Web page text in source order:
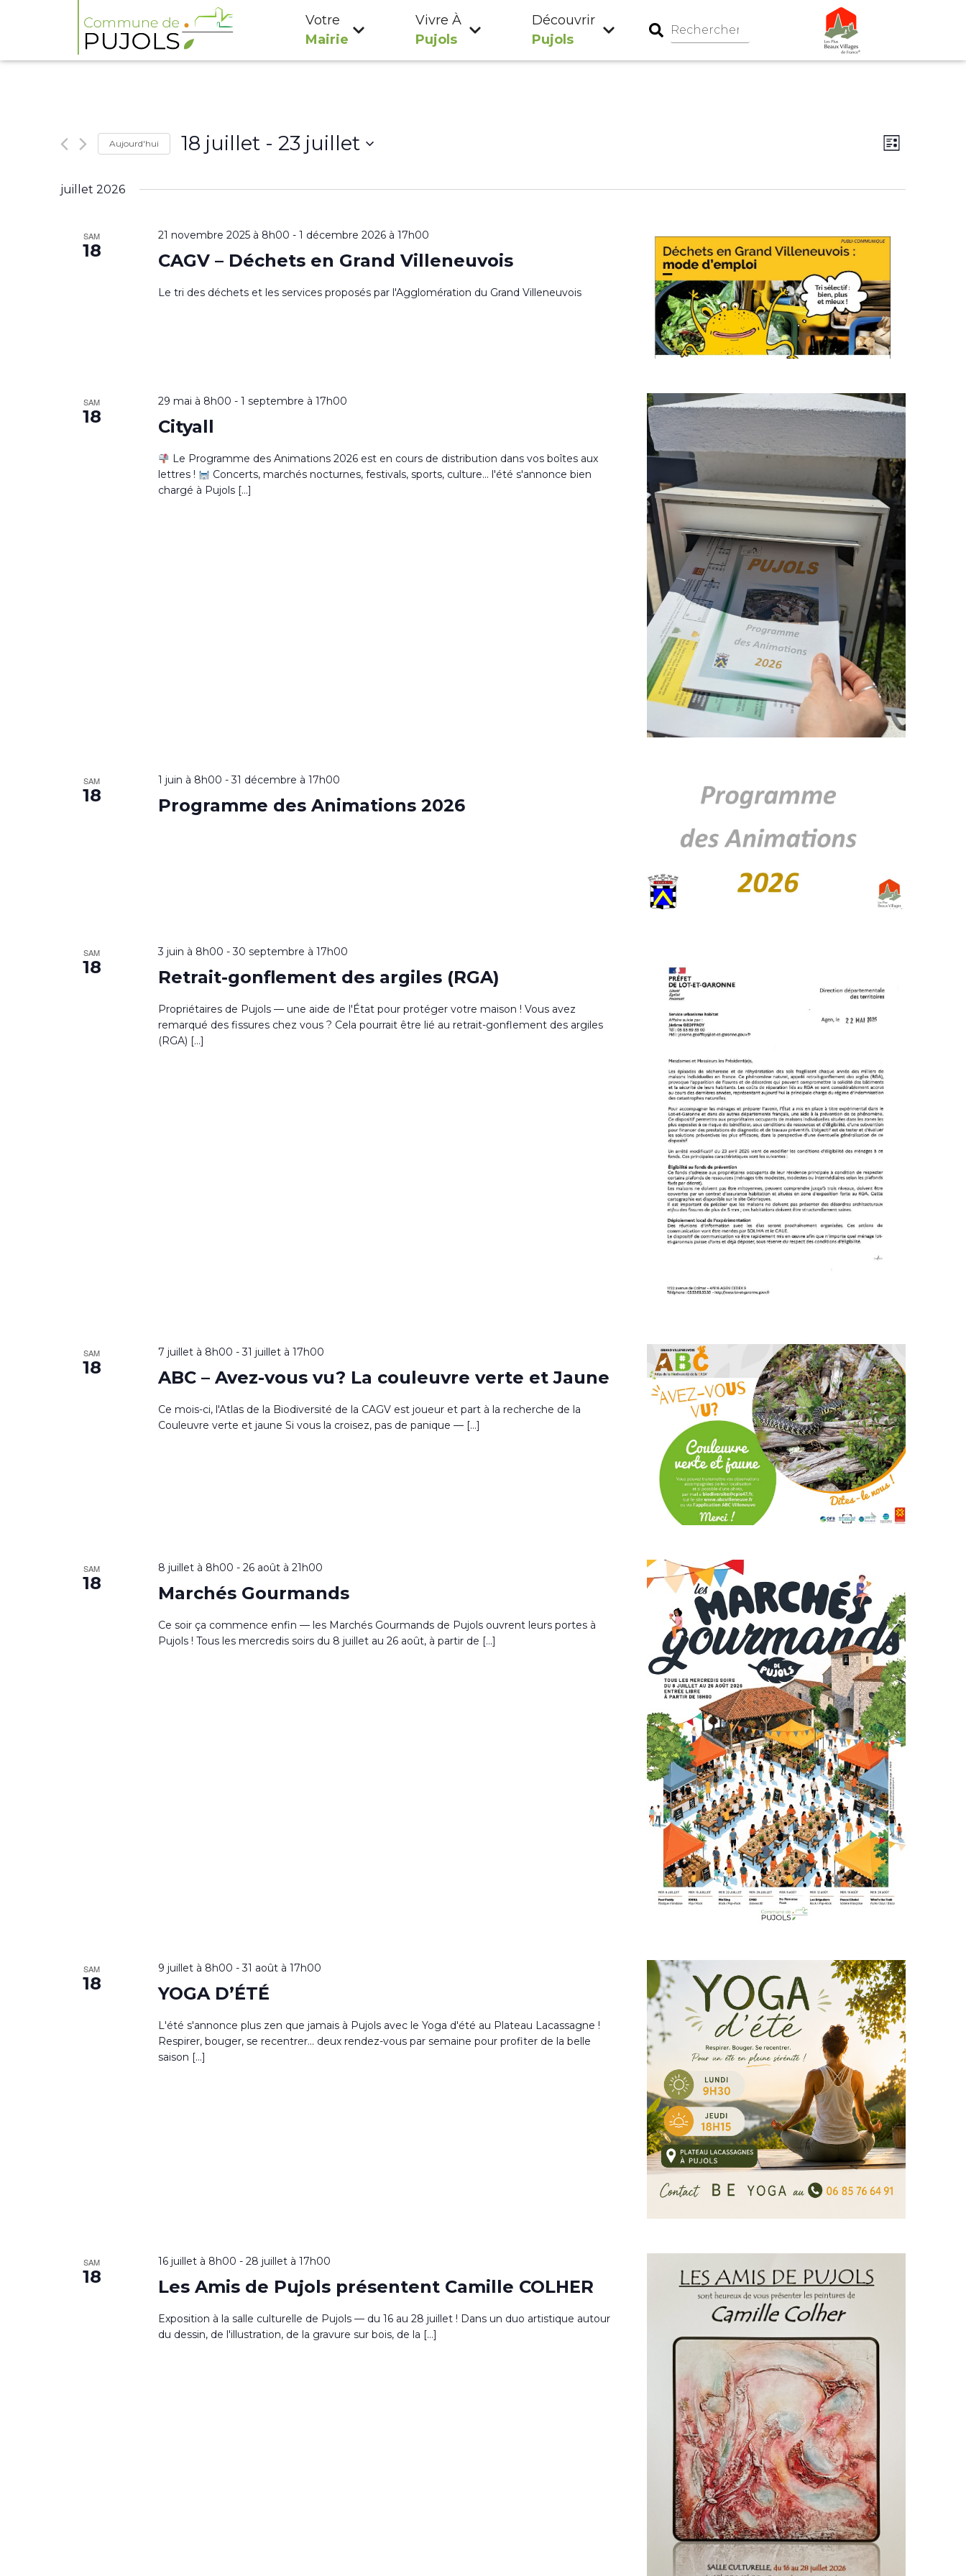
Votre
Mairie
Vivre À
Pujols
Découvrir
Pujols
Navigation
par
de
Liste
Aujourd'hui 18 juillet - 23 juillet
une
juillet 2026
SAM
18
21 novembre 2025 à 8h00 - 1 décembre 2026 à 17h00
CAGV – Déchets en Grand Villeneuvois
Le tri des déchets et les services proposés par l'Agglomération du Grand Villeneuvois
SAM
18
29 mai à 8h00 - 1 septembre à 17h00
Cityall
Le Programme des Animations 2026 est en cours de distribution dans vos boîtes aux
lettres !
Concerts, marchés nocturnes, festivals, sports, culture... l'été s'annonce bien
chargé à Pujols […]
SAM
18
1 juin à 8h00 -31 décembre à 17h00
Programme des Animations 2026
SAM
18
3 juin à 8h00 -30 septembre à 17h00
Retrait-gonflement des argiles (RGA)
Propriétaires de Pujols — une aide de l'État pour protéger votre maison ! Vous avez
remarqué des fissures chez vous ? Cela pourrait être lié au retrait-gonflement des argiles
(RGA) […]
SAM
18
7 juillet à 8h00 -31 juillet à 17h00
ABC – Avez-vous vu? La couleuvre verte et Jaune
Ce mois-ci, l'Atlas de la Biodiversité de la CAGV est joueur et part à la recherche de la
Couleuvre verte et jaune Si vous la croisez, pas de panique — […]
SAM
18
8 juillet à 8h00 - 26 août à 21h00
Marchés Gourmands
Ce soir ça commence enfin — les Marchés Gourmands de Pujols ouvrent leurs portes à
Pujols ! Tous les mercredis soirs du 8 juillet au 26 août, à partir de […]
SAM
18
9 juillet à 8h00 -31 août à 17h00
YOGA D’ÉTÉ
L'été s'annonce plus zen que jamais à Pujols avec le Yoga d'été au Plateau Lacassagne !
Respirer, bouger, se recentrer... deux rendez-vous par semaine pour profiter de la belle
saison […]
SAM
18
16 juillet à 8h00 - 28 juillet à 17h00
Les Amis de Pujols présentent Camille COLHER
Exposition à la salle culturelle de Pujols — du 16 au 28 juillet ! Dans un duo artistique autour
du dessin, de l'illustration, de la gravure sur bois, de la […]